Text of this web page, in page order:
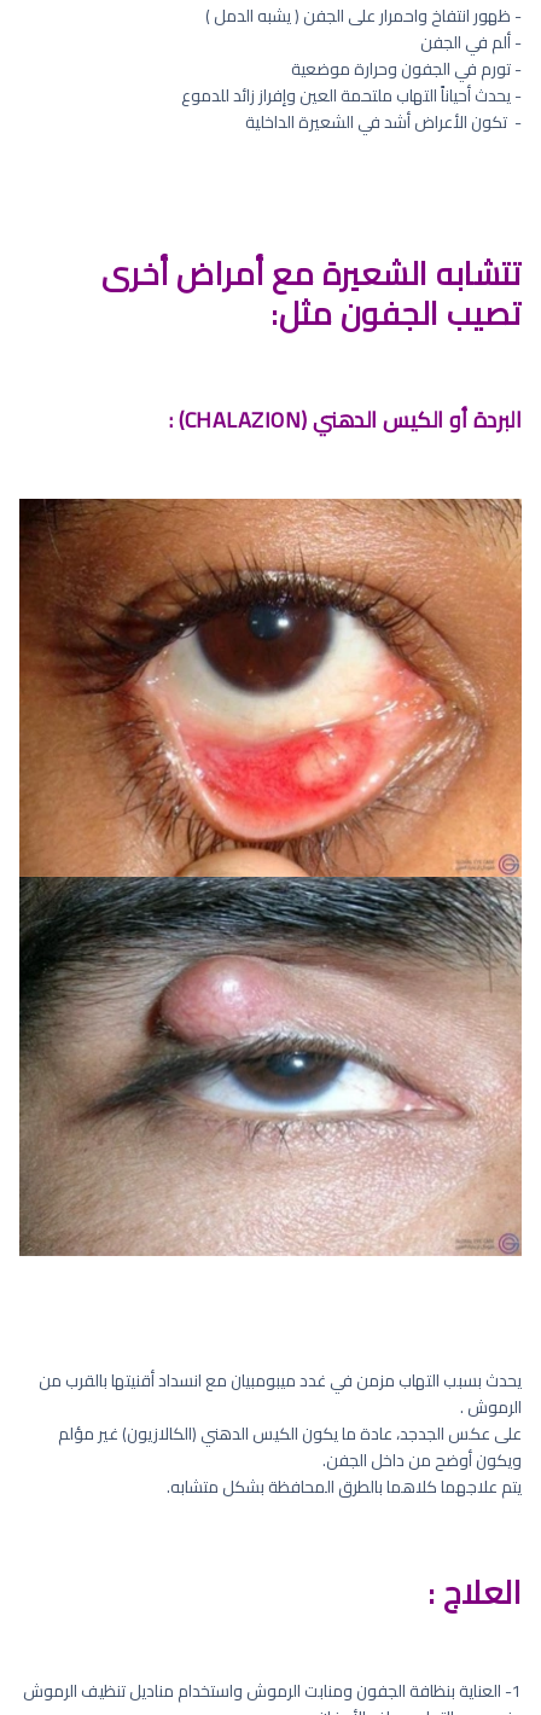
- ظهور انتفاخ واحمرار على الجفن ( يشبه الدمل )
- ألم في الجفن
- تورم في الجفون وحرارة موضعية
- يحدث أحياناً التهاب ملتحمة العين وإفراز زائد للدموع
- ⁠ تكون الأعراض أشد في الشعيرة الداخلية
تتشابه الشعيرة مع أمراض أخرى
تصيب الجفون مثل:
البردة أو الكيس الدهني (CHALAZION) :
يحدث بسبب التهاب مزمن في غدد ميبومبيان مع انسداد أقنيتها بالقرب من
الرموش .
على عكس الجدجد، عادة ما يكون الكيس الدهني (الكالازيون) غير مؤلم
ويكون أوضح من داخل الجفن.
يتم علاجهما كلاهما بالطرق المحافظة بشكل متشابه.
العلاج :
1- العناية بنظافة الجفون ومنابت الرموش واستخدام مناديل تنظيف الرموش